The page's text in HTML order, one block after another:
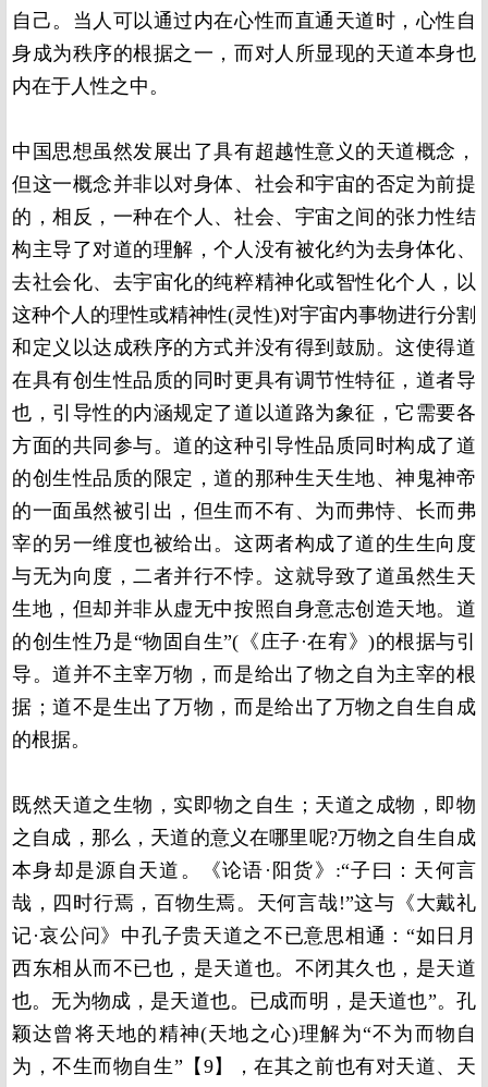
自己。当人可以通过内在心性而直通天道时，心性自
身成为秩序的根据之一，而对人所显现的天道本身也
内在于人性之中。
中国思想虽然发展出了具有超越性意义的天道概念，
但这一概念并非以对身体、社会和宇宙的否定为前提
的，相反，一种在个人、社会、宇宙之间的张力性结
构主导了对道的理解，个人没有被化约为去身体化、
去社会化、去宇宙化的纯粹精神化或智性化个人，以
这种个人的理性或精神性(灵性)对宇宙内事物进行分割
和定义以达成秩序的方式并没有得到鼓励。这使得道
在具有创生性品质的同时更具有调节性特征，道者导
也，引导性的内涵规定了道以道路为象征，它需要各
方面的共同参与。道的这种引导性品质同时构成了道
的创生性品质的限定，道的那种生天生地、神鬼神帝
的一面虽然被引出，但生而不有、为而弗恃、长而弗
宰的另一维度也被给出。这两者构成了道的生生向度
与无为向度，二者并行不悖。这就导致了道虽然生天
生地，但却并非从虚无中按照自身意志创造天地。道
的创生性乃是“物固自生”(《庄子·在宥》)的根据与引
导。道并不主宰万物，而是给出了物之自为主宰的根
据；道不是生出了万物，而是给出了万物之自生自成
的根据。
既然天道之生物，实即物之自生；天道之成物，即物
之自成，那么，天道的意义在哪里呢?万物之自生自成
本身却是源自天道。《论语·阳货》:“子曰：天何言
哉，四时行焉，百物生焉。天何言哉!”这与《大戴礼
记·哀公问》中孔子贵天道之不已意思相通：“如日月
西东相从而不已也，是天道也。不闭其久也，是天道
也。无为物成，是天道也。已成而明，是天道也”。孔
颖达曾将天地的精神(天地之心)理解为“不为而物自
为，不生而物自生”【9】，在其之前也有对天道、天